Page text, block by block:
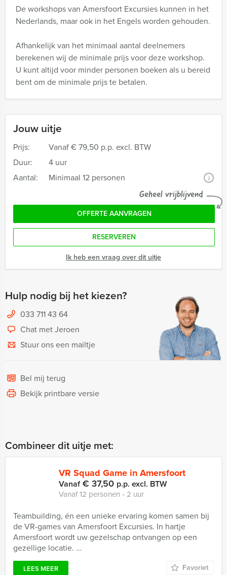
Jouw uitje
Prijs: Vanaf€ 79,50 p.p. excl. BTW
Duur:
4 uur
Aantal:
Minimaal 12 personen i
Geheel vrijblijvend
OFFERTE AANVRAGEN
RESERVEREN
Ik heb een vraag over dit uitje
Hulp nodig bij het kiezen?
033 711 43 64
Chat met Jeroen
Stuur ons een mailtje
Bel mij terug
Bekijk printbare versie
De workshops van Amersfoort Excursies kunnen in het
Nederlands, maar ook in het Engels worden gehouden.
Afhankelijk van het minimaal aantal deelnemers
berekenen wij de minimale prijs voor deze workshop.
U kunt altijd voor minder personen boeken als u bereid
bent om de minimale prijs te betalen.
Combineer dit uitje met:
VR Squad Game in Amersfoort
Vanaf€ 37,50 p.p. excl. BTW
Vanaf 12 personen ‐ 2 uur
Teambuilding, én een unieke ervaring komen samen bij
de VR-games van Amersfoort Excursies. In hartje
Amersfoort wordt uw gezelschap ontvangen op een
gezellige locatie. ...
LEES MEER Favoriet